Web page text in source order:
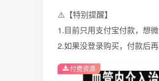
⚠️【特别提醒】
1.目前只用支付宝付款，想
2.如果没登录购买，付款后
付费资源